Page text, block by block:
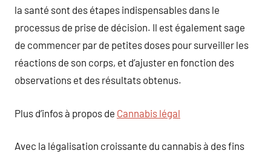
la santé sont des étapes indispensables dans le
processus de prise de décision. Il est également sage
de commencer par de petites doses pour surveiller les
réactions de son corps, et d’ajuster en fonction des
observations et des résultats obtenus.
Plus d’infos à propos de Cannabis légal
Avec la légalisation croissante du cannabis à des fins